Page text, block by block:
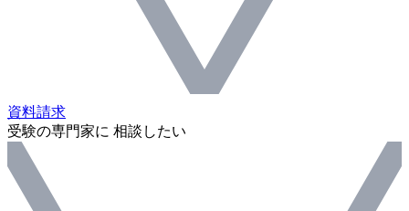
資料請求
受験の専門家に 相談したい